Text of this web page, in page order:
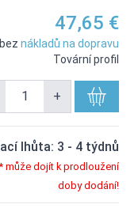
47,65 €
bez nákladů na dopravu
Tovární profil
+
lhůta: 3 - 4 týdnů
může dojít k prodloužení
doby dodání!